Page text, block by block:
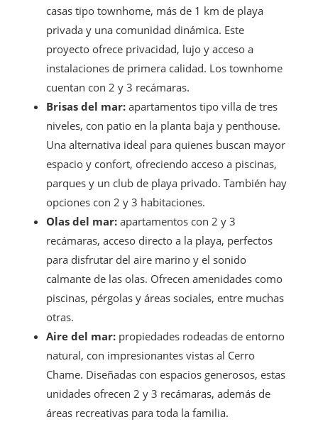
casas tipo townhome, más de 1 km de playa
privada y una comunidad dinámica. Este
proyecto ofrece privacidad, lujo y acceso a
instalaciones de primera calidad. Los townhome
cuentan con 2 y 3 recámaras.
Brisas del mar: apartamentos tipo villa de tres
niveles, con patio en la planta baja y penthouse.
Una alternativa ideal para quienes buscan mayor
espacio y confort, ofreciendo acceso a piscinas,
parques y un club de playa privado. También hay
opciones con 2 y 3 habitaciones.
Olas del mar: apartamentos con 2 y 3
recámaras, acceso directo a la playa, perfectos
para disfrutar del aire marino y el sonido
calmante de las olas. Ofrecen amenidades como
piscinas, pérgolas y áreas sociales, entre muchas
otras.
Aire del mar: propiedades rodeadas de entorno
natural, con impresionantes vistas al Cerro
Chame. Diseñadas con espacios generosos, estas
unidades ofrecen 2 y 3 recámaras, además de
áreas recreativas para toda la familia.